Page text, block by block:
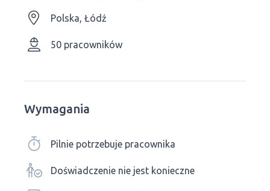
Polska, Łódź
50 pracowników
Wymagania
Pilnie potrzebuje pracownika
Doświadczenie nie jest konieczne